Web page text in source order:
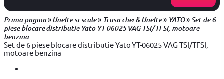
Prima pagina»Unelte si scule» Trusa chei & Unelte» YATO»Set de 6
piese blocare distributie Yato YT-06025 VAG TSI/TFSI, motoare
benzina
Set de 6 piese blocare distributie Yato YT-06025 VAG TSI/TFSI,
motoare benzina